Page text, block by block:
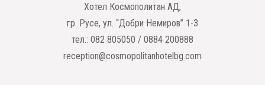
Хотел Космополитан АД,
гр. Русе, ул. “Добри Немиров” 1-3
тел.: 082 805050 / 0884 200888
reception@cosmopolitanhotelbg.com